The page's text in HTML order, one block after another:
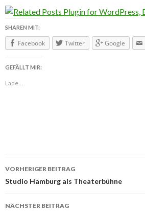
SHAREN MIT:
Facebook Twitter Google
GEFÄLLT MIR:
Lade...
Beitragsnavigation
VORHERIGER BEITRAG
Studio Hamburg als Theaterbühne
NÄCHSTER BEITRAG